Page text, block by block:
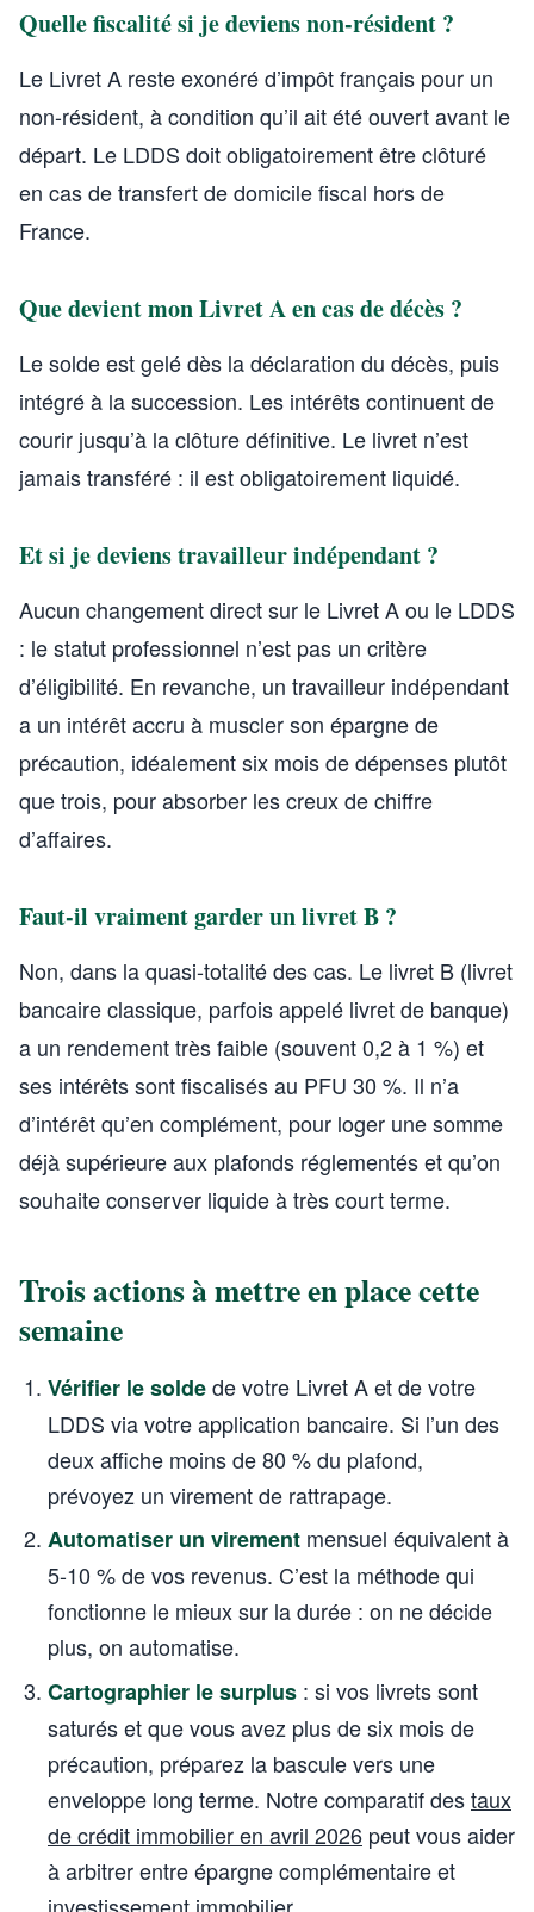
Quelle fiscalité si je deviens non-résident ?
Le Livret A reste exonéré d’impôt français pour un
non-résident, à condition qu’il ait été ouvert avant le
départ. Le LDDS doit obligatoirement être clôturé
en cas de transfert de domicile fiscal hors de
France.
Que devient mon Livret A en cas de décès ?
Le solde est gelé dès la déclaration du décès, puis
intégré à la succession. Les intérêts continuent de
courir jusqu’à la clôture définitive. Le livret n’est
jamais transféré : il est obligatoirement liquidé.
Et si je deviens travailleur indépendant ?
Aucun changement direct sur le Livret A ou le LDDS
: le statut professionnel n’est pas un critère
d’éligibilité. En revanche, un travailleur indépendant
a un intérêt accru à muscler son épargne de
précaution, idéalement six mois de dépenses plutôt
que trois, pour absorber les creux de chiffre
d’affaires.
Faut-il vraiment garder un livret B ?
Non, dans la quasi-totalité des cas. Le livret B (livret
bancaire classique, parfois appelé livret de banque)
a un rendement très faible (souvent 0,2 à 1 %) et
ses intérêts sont fiscalisés au PFU 30 %. Il n’a
d’intérêt qu’en complément, pour loger une somme
déjà supérieure aux plafonds réglementés et qu’on
souhaite conserver liquide à très court terme.
Trois actions à mettre en place cette
semaine
Vérifier le soldede votre Livret A et de votre
LDDS via votre application bancaire. Si l’un des
deux affiche moins de 80 % du plafond,
prévoyez un virement de rattrapage.
Automatiser un virement mensuel équivalent à
5-10 % de vos revenus. C’est la méthode qui
fonctionne le mieux sur la durée : on ne décide
plus, on automatise.
Cartographier le surplus : si vos livrets sont
saturés et que vous avez plus de six mois de
précaution, préparez la bascule vers une
enveloppe long terme. Notre comparatif destaux
de crédit immobilier en avril 2026 peut vous aider
à arbitrer entre épargne complémentaire et
investissement immobilier.